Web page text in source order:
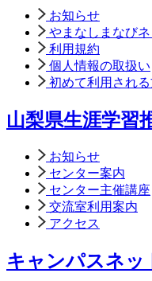
お知らせ
やまなしまなび
利用規約
個人情報の取扱い
初めて利用され
山梨県生涯学習
お知らせ
センター案内
センター主催講座
交流室利用案内
アクセス
キャンパスネッ